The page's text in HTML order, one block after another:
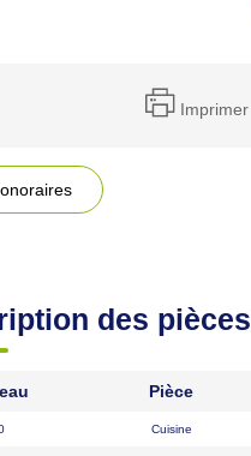
Imprimer
des pièces
Pièce
Cuisine